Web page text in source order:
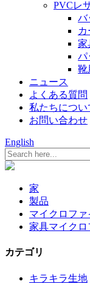
PVCレ
バ
家
パ
靴
ニュース
よくある質問
私たちについ
お問い合わせ
English
家
製品
マイクロフ
家具マイク
カテゴリ
キラキラ生地